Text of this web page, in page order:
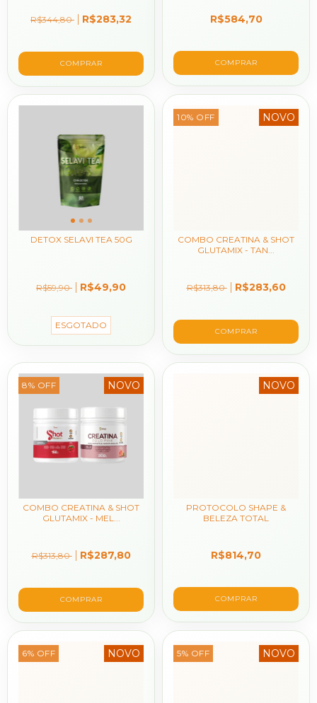
R$344,80 R$283,32 R$584,70
DETOX SELAVI TEA 50G
R$59,90 R$49,90
ESGOTADO
10% OFF NOVO
COMBO CREATINA & SHOT
GLUTAMIX - TAN...
R$313,80 R$283,60
COMPRAR
8% OFF NOVO
COMBO CREATINA & SHOT
GLUTAMIX - MEL...
R$313,80 R$287,80
COMPRAR
NOVO
PROTOCOLO SHAPE &
BELEZA TOTAL
R$814,70
6% OFF NOVO 5% OFF NOVO